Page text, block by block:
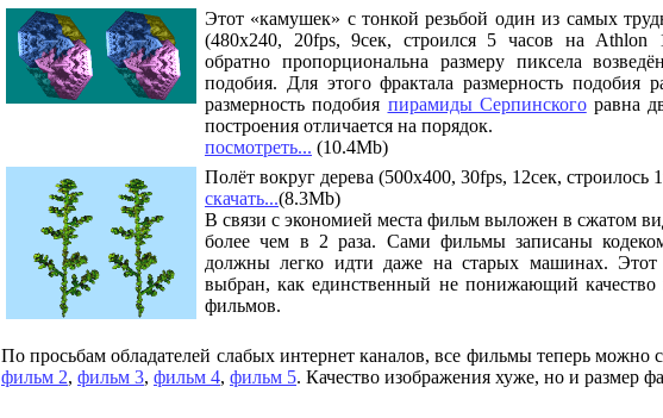
Этот «камушек» с тонкой резьбой один из самых
(480x240, 20fps, 9сек, строился 5 часов на Athlon
обратно пропорциональна размеру пиксела
подобия. Для этого фрактала размерность подобия
размерность подобия пирамиды Серпинскогоравна
построения отличается на порядок.
поcмотреть... (10.4Mb)
Полёт вокруг дерева (500x400, 30fps, 12сек, строилось
скачать...(8.3Mb)
В связи с экономией места фильм выложен в сжатом
более чем в 2 раза. Сами фильмы записаны
должны легко идти даже на старых машинах.
выбран, как единственный не понижающий качество
фильмов.
По просьбам обладателей слабых интернет каналов, все фильмы теперь можно
фильм 2, фильм 3, фильм 4, фильм 5. Качество изображения хуже, но и размер